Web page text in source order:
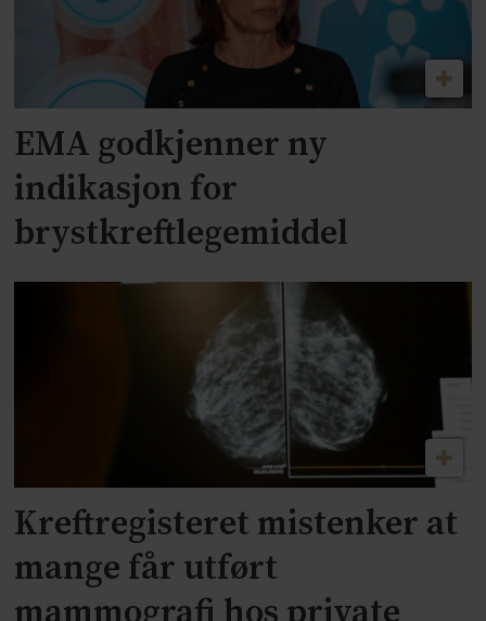
EMA godkjenner ny
indikasjon for
brystkreftlegemiddel
Kreftregisteret mistenker at
mange får utført